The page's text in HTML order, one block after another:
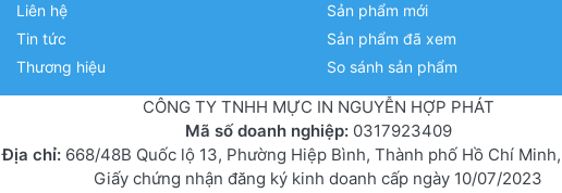
Liên hệ
Tin tức
Thương hiệu
Sản phẩm mới
Sản phẩm đã xem
So sánh sản phẩm
CÔNG TY TNHH MỰC IN NGUYỄN HỢP PHÁT
Mã số doanh nghiệp: 0317923409
Địa chỉ:668/48B Quốc lộ 13, Phường Hiệp Bình, Thành phố Hồ Chí
Giấy chứng nhận đăng ký kinh doanh cấp ngày 10/07/2023